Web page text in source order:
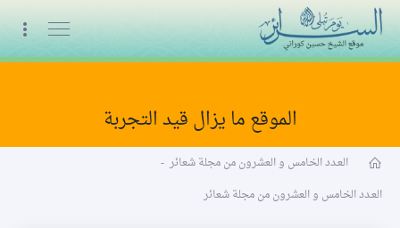
البث المباشر
الموقع ما يزال قيد التجربة
العـدد الخامس و العشرون من مجلة شعائر -
العـدد الخامس و العشرون من مجلة شعائر